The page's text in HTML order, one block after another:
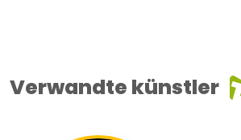
Verwandte künstler